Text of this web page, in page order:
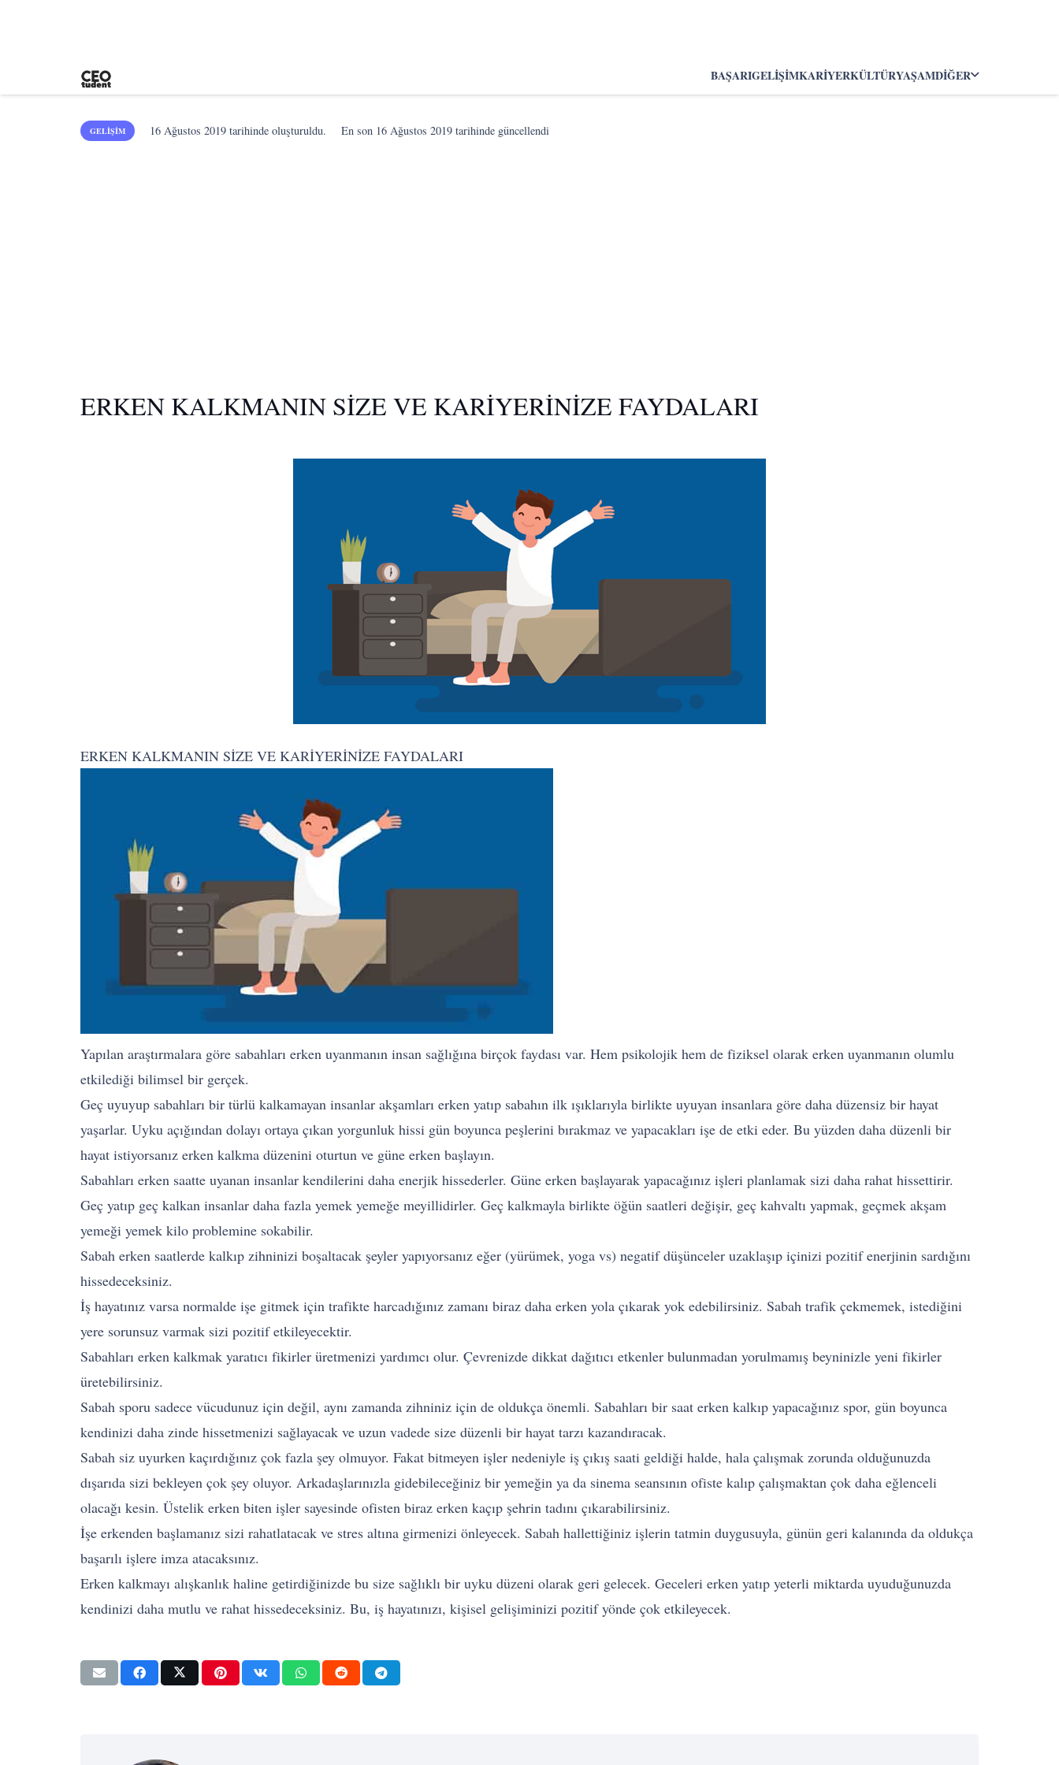
BAŞARIGELIŞIMKARIYERKÜLTÜRYAŞAMDIĞER
GELIŞIM 16 Ağustos 2019 tarihinde oluşturuldu. En son 16 Ağustos 2019 tarihinde güncellendi
ERKEN KALKMANIN SİZE VE KARİYERİNİZE FAYDALARI
ERKEN KALKMANIN SİZE VE KARİYERİNİZE FAYDALARI
Yapılan araştırmalara göre sabahları erken uyanmanın insan sağlığına birçok faydası var. Hem psikolojik hem de fiziksel olarak erken uyanmanın olumlu
etkilediği bilimsel bir gerçek.
Geç uyuyup sabahları bir türlü kalkamayan insanlar akşamları erken yatıp sabahın ilk ışıklarıyla birlikte uyuyan insanlara göre daha düzensiz bir hayat
yaşarlar. Uyku açığından dolayı ortaya çıkan yorgunluk hissi gün boyunca peşlerini bırakmaz ve yapacakları işe de etki eder. Bu yüzden daha düzenli bir
hayat istiyorsanız erken kalkma düzenini oturtun ve güne erken başlayın.
Sabahları erken saatte uyanan insanlar kendilerini daha enerjik hissederler. Güne erken başlayarak yapacağınız işleri planlamak sizi daha rahat hissettirir.
Geç yatıp geç kalkan insanlar daha fazla yemek yemeğe meyillidirler. Geç kalkmayla birlikte öğün saatleri değişir, geç kahvaltı yapmak, geçmek akşam
yemeği yemek kilo problemine sokabilir.
Sabah erken saatlerde kalkıp zihninizi boşaltacak şeyler yapıyorsanız eğer (yürümek, yoga vs) negatif düşünceler uzaklaşıp içinizi pozitif enerjinin sardığını
hissedeceksiniz.
İş hayatınız varsa normalde işe gitmek için trafikte harcadığınız zamanı biraz daha erken yola çıkarak yok edebilirsiniz. Sabah trafik çekmemek, istediğini
yere sorunsuz varmak sizi pozitif etkileyecektir.
Sabahları erken kalkmak yaratıcı fikirler üretmenizi yardımcı olur. Çevrenizde dikkat dağıtıcı etkenler bulunmadan yorulmamış beyninizle yeni fikirler
üretebilirsiniz.
Sabah sporu sadece vücudunuz için değil, aynı zamanda zihniniz için de oldukça önemli. Sabahları bir saat erken kalkıp yapacağınız spor, gün boyunca
kendinizi daha zinde hissetmenizi sağlayacak ve uzun vadede size düzenli bir hayat tarzı kazandıracak.
Sabah siz uyurken kaçırdığınız çok fazla şey olmuyor. Fakat bitmeyen işler nedeniyle iş çıkış saati geldiği halde, hala çalışmak zorunda olduğunuzda
dışarıda sizi bekleyen çok şey oluyor. Arkadaşlarınızla gidebileceğiniz bir yemeğin ya da sinema seansının ofiste kalıp çalışmaktan çok daha eğlenceli
olacağı kesin. Üstelik erken biten işler sayesinde ofisten biraz erken kaçıp şehrin tadını çıkarabilirsiniz.
İşe erkenden başlamanız sizi rahatlatacak ve stres altına girmenizi önleyecek. Sabah hallettiğiniz işlerin tatmin duygusuyla, günün geri kalanında da oldukça
başarılı işlere imza atacaksınız.
Erken kalkmayı alışkanlık haline getirdiğinizde bu size sağlıklı bir uyku düzeni olarak geri gelecek. Geceleri erken yatıp yeterli miktarda uyuduğunuzda
kendinizi daha mutlu ve rahat hissedeceksiniz. Bu, iş hayatınızı, kişisel gelişiminizi pozitif yönde çok etkileyecek.